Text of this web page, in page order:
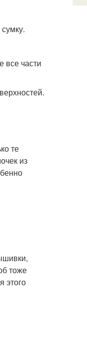
все части
те
из
тоже
этого